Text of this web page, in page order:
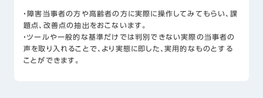
・障害当事者の方や高齢者の方に実際に操作してみてもらい、課
題点、改善点の抽出をおこないます。
・ツールや一般的な基準だけでは判別できない実際の当事者の
声を取り入れることで、より実態に即した、実用的なものとする
ことができます。